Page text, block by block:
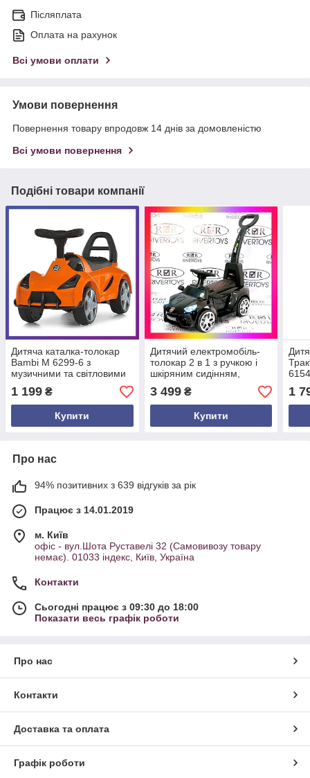
Післяплата
Оплата на рахунок
Всі умови оплати
Умови повернення
Повернення товару впродовж 14 днів за домовленістю
Всі умови повернення
Подібні товари компанії
Дитяча каталка-толокар
Bambi M 6299-6 з
музичними та світловими
ефектами Помаранчевий
1 199 ₴
Купити
Дитячий електромобіль-
толокар 2 в 1 з ручкою і
шкіряним сидінням,
чорний
3 499₴
Купити
6154
1
Про нас
94% позитивних з 639 відгуків за рік
Працює з 14.01.2019
м. Київ
офіс - вул.Шота Руставелі 32 (Самовивозу товару
немає). 01033 індекс, Київ, Україна
Контакти
Сьогодні працює з 09:30 до 18:00
Показати весь графік роботи
Про нас
Контакти
Доставка та оплата
Графік роботи